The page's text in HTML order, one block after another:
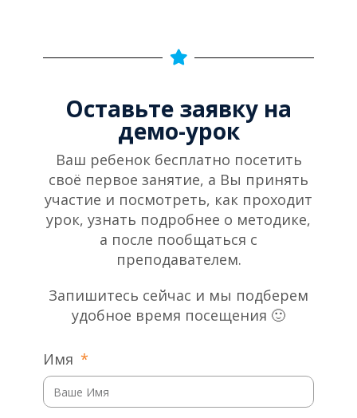
Оставьте заявку на
демо-урок​
Ваш ребенок бесплатно посетить
своё первое занятие, а Вы принять
участие и посмотреть, как проходит
урок, узнать подробнее о методике,
а после пообщаться с
преподавателем.
Запишитесь сейчас и мы подберем
удобное время посещения 🙂
Имя